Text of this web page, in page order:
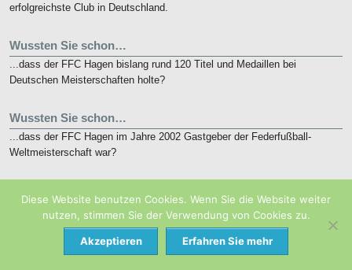
erfolgreichste Club in Deutschland.
Wussten Sie schon…
...dass der FFC Hagen bislang rund 120 Titel und Medaillen bei
Deutschen Meisterschaften holte?
Wussten Sie schon…
...dass der FFC Hagen im Jahre 2002 Gastgeber der Federfußball-
Weltmeisterschaft war?
Die nunmehr 10. French Open finden vom 19. bis 21. Mai 2018 in
Eaubonne bei Paris statt.
© 2026FFC Hagen 1991 e.V.
Diese Website benutzen Cookies. Wenn Sie die Website weiter
nutzen, stimmen Sie der Verwendung von Cookies zu.
Akzeptieren Erfahren Sie mehr